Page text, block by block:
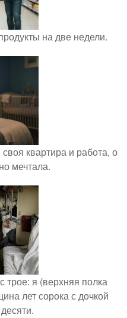
на две недели.
квартира и работа, о
мечтала.
трое: я (верхняя полка
лет сорока с дочкой